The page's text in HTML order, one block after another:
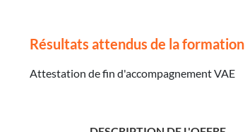
Résultats attendus de la formation
Attestation de fin d'accompagnement VAE